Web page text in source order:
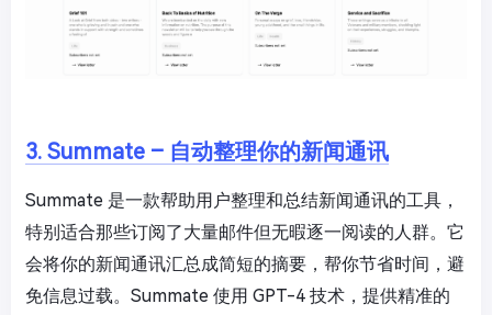
3. Summate – 自动整理你的新闻通讯
Summate 是一款帮助用户整理和总结新闻通讯的工具，
特别适合那些订阅了大量邮件但无暇逐一阅读的人群。它
会将你的新闻通讯汇总成简短的摘要，帮你节省时间，避
免信息过载。Summate 使用 GPT-4 技术，提供精准的